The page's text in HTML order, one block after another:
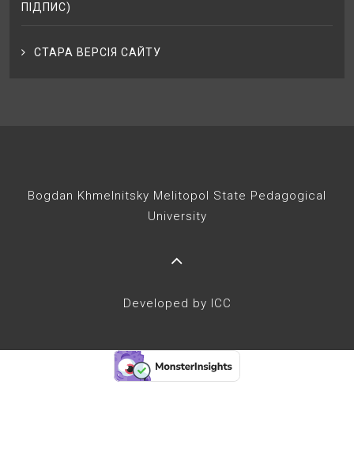
ПІДПИС)
СТАРА ВЕРСІЯ САЙТУ
Bogdan Khmelnitsky Melitopol State Pedagogical
University
Developed by ICC